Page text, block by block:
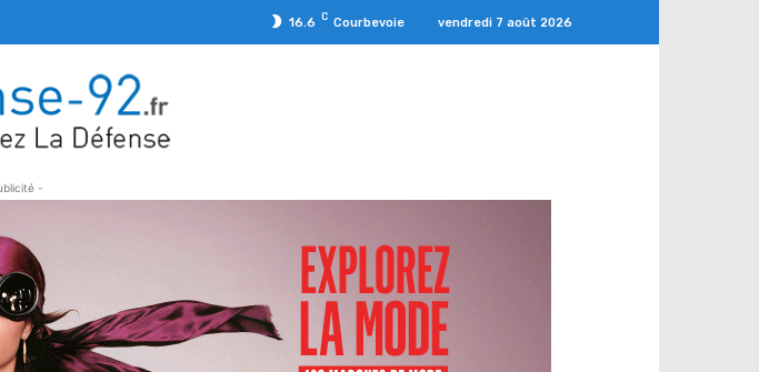
16.6 C Courbevoie vendredi 7 août 2026
-